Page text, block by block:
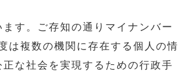
す。ご存知の通りマイナンバー
は複数の機関に存在する個人の情
な社会を実現するための行政手